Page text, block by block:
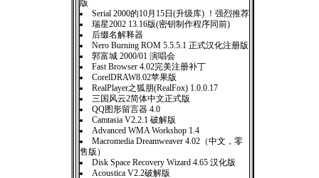
版
Serial 2000的10月15日(升级库) ！强烈推荐
瑞星2002 13.16版(密钥制作程序同前)
后缀名解释器
Nero Burning ROM 5.5.5.1 正式汉化注册版
郭富城 2000/01 演唱会
Fast Browser 4.02完美注册补丁
CorelDRAW8.02苹果版
RealPlayer之狐朋(RealFox) 1.0.0.17
三国风云2简体中文正式版
QQ图形留言器 4.0
Camtasia V2.2.1 破解版
Advanced WMA Workshop 1.4
Macromedia Dreamweaver 4.02（中文，零
售版）
Disk Space Recovery Wizard 4.65 汉化版
Acoustica V2.2破解版